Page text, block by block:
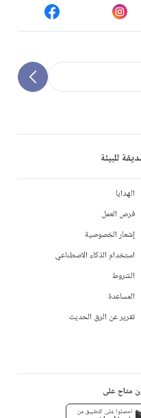
للبيئة
الهدايا
فرص العمل
إشعار الخصوصية
استخدام الذكاء الاصطناعي
الشروط
المساعدة
تقرير عن الرق الحديث
متاح على
احصلوا على التطبيق من